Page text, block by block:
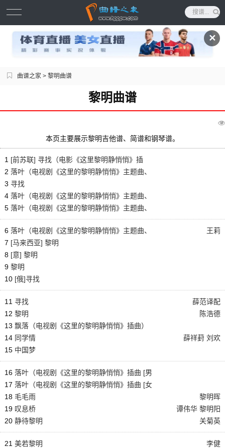
✕
曲谱之家 > 黎明曲谱
黎明曲谱
本页主要展示黎明吉他谱、简谱和钢琴谱。
1 [前苏联] 寻找（电影《这里黎明静悄悄》插
曲）
2 落叶（电视剧《这里的黎明静悄悄》主题曲、
女高音独唱版）
3 寻找
4 落叶（电视剧《这里的黎明静悄悄》主题曲、
男声合唱版）
5 落叶（电视剧《这里的黎明静悄悄》主题曲、
男声合唱版---简谱版）
6 落叶（电视剧《这里的黎明静悄悄》主题曲、
独唱版）
王莉
7 [马来西亚] 黎明
8 [意] 黎明
9 黎明
10 [俄]寻找
11 寻找
薛范译配
12 黎明
陈浩德
13 飘落（电视剧《这里的黎明静悄悄》插曲）
14 同学情
薛祥葑 刘欢
15 中国梦
16 落叶（电视剧《这里的黎明静悄悄》插曲 [男
声版]）
17 落叶（电视剧《这里的黎明静悄悄》插曲 [女
声版]）
18 毛毛雨
黎明晖
19 叹息桥
谭伟华 黎明阳
20 静待黎明 关菊英
21 美若黎明
李健